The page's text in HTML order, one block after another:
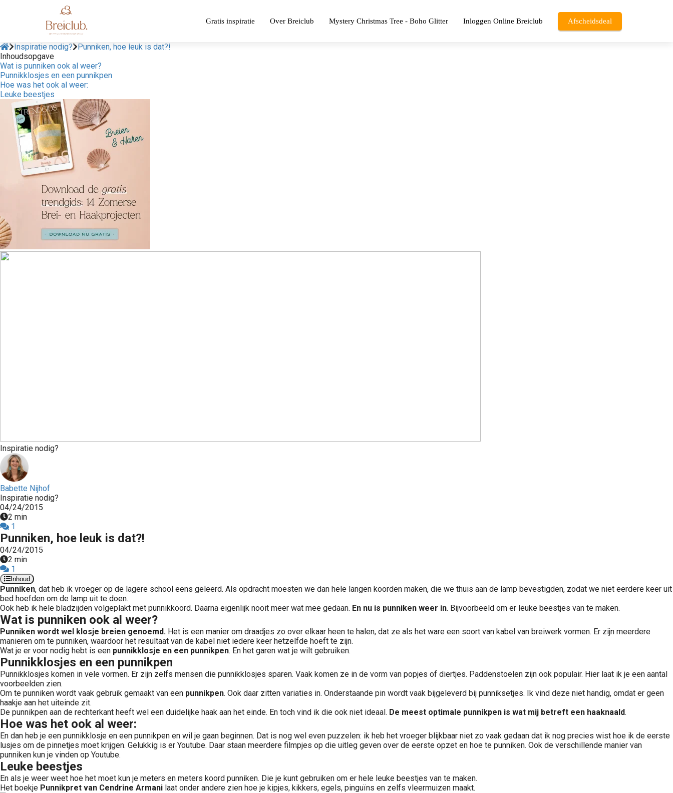
Gratis inspiratie Over Breiclub Mystery Christmas Tree - Boho Glitter Inloggen Online Breiclub Afscheidsdeal
Inspiratie nodig? Punniken, hoe leuk is dat?!
Inhoudsopgave
Wat is punniken ook al weer?
Punnikklosjes en een punnikpen
Hoe was het ook al weer:
Leuke beestjes
Inspiratie nodig?
Babette Nijhof
Inspiratie nodig?
04/24/2015
2 min
1
Punniken, hoe leuk is dat?!
04/24/2015
2 min
1
Inhoud
Punniken, dat heb ik vroeger op de lagere school eens geleerd. Als opdracht moesten we dan hele langen koorden maken, die we thuis aan de lamp bevestigden, zodat we niet eerdere keer uit
bed hoefden om de lamp uit te doen.
Ook heb ik hele bladzijden volgeplakt met punnikkoord. Daarna eigenlijk nooit meer wat mee gedaan. En nu is punniken weer in. Bijvoorbeeld om er leuke beestjes van te maken.
Wat is punniken ook al weer?
Punniken wordt wel klosje breien genoemd. Het is een manier om draadjes zo over elkaar heen te halen, dat ze als het ware een soort van kabel van breiwerk vormen. Er zijn meerdere
manieren om te punniken, waardoor het resultaat van de kabel niet iedere keer hetzelfde hoeft te zijn.
Wat je er voor nodig hebt is een punnikklosje en een punnikpen. En het garen wat je wilt gebruiken.
Punnikklosjes en een punnikpen
Punnikklosjes komen in vele vormen. Er zijn zelfs mensen die punnikklosjes sparen. Vaak komen ze in de vorm van popjes of diertjes. Paddenstoelen zijn ook populair. Hier laat ik je een aantal
voorbeelden zien.
Om te punniken wordt vaak gebruik gemaakt van een punnikpen. Ook daar zitten variaties in. Onderstaande pin wordt vaak bijgeleverd bij punniksetjes. Ik vind deze niet handig, omdat er geen
haakje aan het uiteinde zit.
De punnikpen aan de rechterkant heeft wel een duidelijke haak aan het einde. En toch vind ik die ook niet ideaal. De meest optimale punnikpen is wat mij betreft een haaknaald.
Hoe was het ook al weer:
En dan heb je een punnikklosje en een punnikpen en wil je gaan beginnen. Dat is nog wel even puzzelen: ik heb het vroeger blijkbaar niet zo vaak gedaan dat ik nog precies wist hoe ik de eerste
lusjes om de pinnetjes moet krijgen. Gelukkig is er Youtube. Daar staan meerdere filmpjes op die uitleg geven over de eerste opzet en hoe te punniken. Ook de verschillende manier van
punniken kun je vinden op Youtube.
Leuke beestjes
En als je weer weet hoe het moet kun je meters en meters koord punniken. Die je kunt gebruiken om er hele leuke beestjes van te maken.
Het boekje Punnikpret van Cendrine Armani laat onder andere zien hoe je kipjes, kikkers, egels, pinguïns en zelfs vleermuizen maakt.